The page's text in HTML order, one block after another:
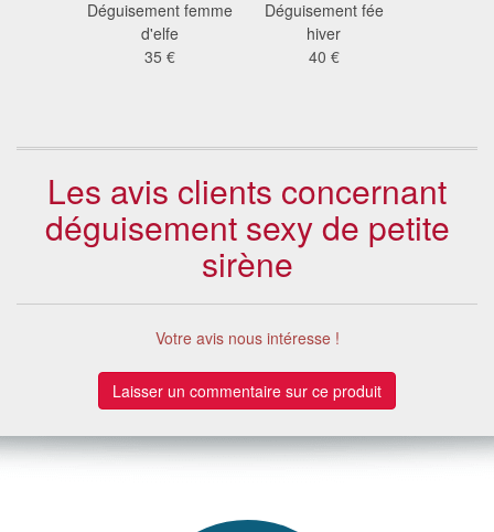
Déguisement femme
d'elfe
35 €
Déguisement fée
hiver
40 €
Les avis clients concernant
déguisement sexy de petite
sirène
Votre avis nous intéresse !
Laisser un commentaire sur ce produit